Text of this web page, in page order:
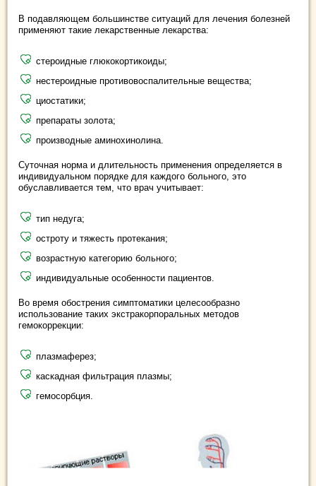
В подавляющем большинстве ситуаций для лечения болезней
применяют такие лекарственные лекарства:
стероидные глюкокортикоиды;
нестероидные противовоспалительные вещества;
циостатики;
препараты золота;
производные аминохинолина.
Суточная норма и длительность применения определяется в
индивидуальном порядке для каждого больного, это
обуславливается тем, что врач учитывает:
тип недуга;
остроту и тяжесть протекания;
возрастную категорию больного;
индивидуальные особенности пациентов.
Во время обострения симптоматики целесообразно
использование таких экстракорпоральных методов
гемокоррекции:
плазмаферез;
каскадная фильтрация плазмы;
гемосорбция.